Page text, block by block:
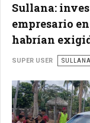
Sullana:
empresario
habrían
SUPER USER SULLANA